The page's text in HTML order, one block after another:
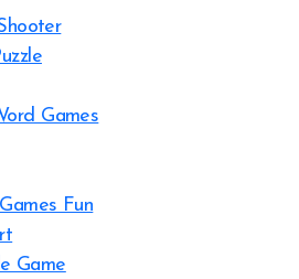
Games
Fun
Game